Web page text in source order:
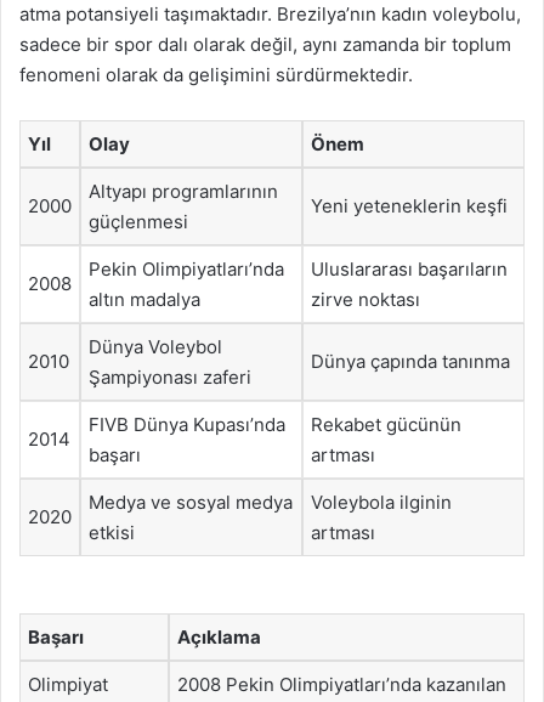
atma potansiyeli taşımaktadır. Brezilya’nın kadın voleybolu,
sadece bir spor dalı olarak değil, aynı zamanda bir toplum
fenomeni olarak da gelişimini sürdürmektedir.
Yıl Olay Önem
2000
Altyapı programlarının
güçlenmesi
Yeni yeteneklerin keşfi
2008
Pekin Olimpiyatları’nda
altın madalya
Uluslararası başarıların
zirve noktası
2010
Dünya Voleybol
Şampiyonası zaferi
Dünya çapında tanınma
2014
FIVB Dünya Kupası’nda
başarı
Rekabet gücünün
artması
2020
Medya ve sosyal medya
etkisi
Voleybola ilginin
artması
Başarı Açıklama
Olimpiyat
2008 Pekin Olimpiyatları’nda kazanılan